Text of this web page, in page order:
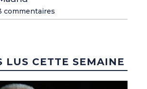
commentaires
LUS CETTE SEMAINE